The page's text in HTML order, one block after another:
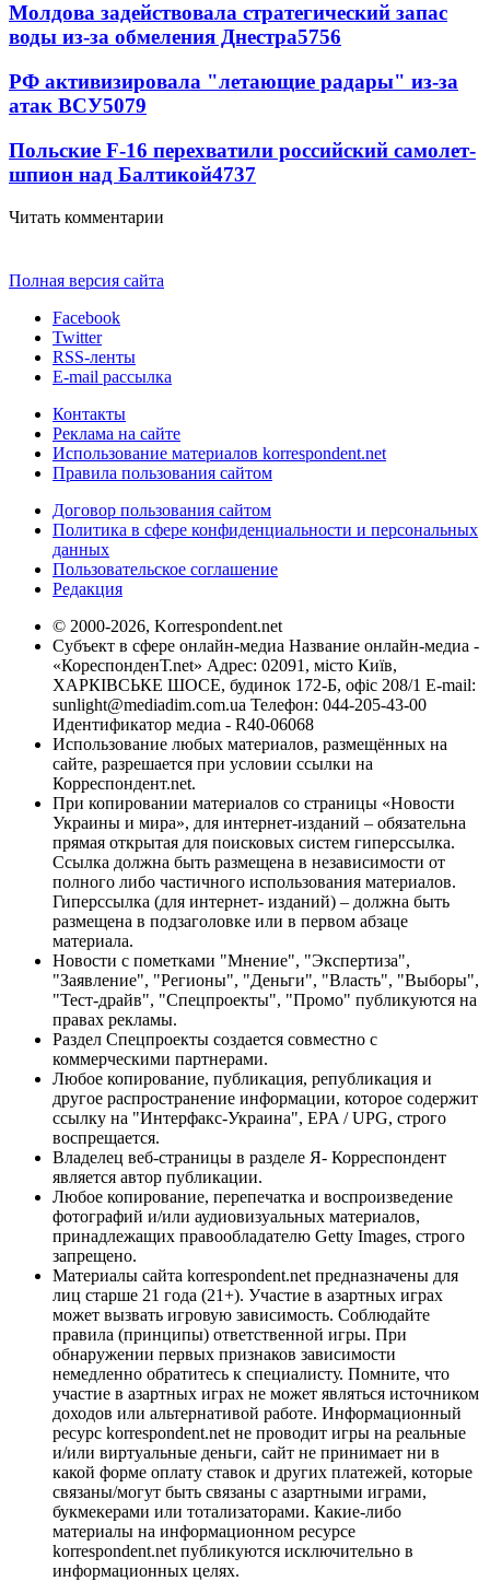
Молдова задействовала стратегический запас
воды из-за обмеления Днестра5756
РФ активизировала "летающие радары" из-за
атак ВСУ5079
Польские F-16 перехватили российский самолет-
шпион над Балтикой4737
Читать комментарии
Полная версия сайта
Facebook
Twitter
RSS-ленты
E-mail рассылка
Контакты
Реклама на сайте
Использование материалов korrespondent.net
Правила пользования сайтом
Договор пользования сайтом
Политика в сфере конфиденциальности и персональных
данных
Пользовательское соглашение
Редакция
© 2000-2026, Korrespondent.net
Субъект в сфере онлайн-медиа Название онлайн-медиа -
«КореспонденТ.net» Адрес: 02091, місто Київ,
ХАРКІВСЬКЕ ШОСЕ, будинок 172-Б, офіс 208/1 E-mail:
sunlight@mediadim.com.ua Телефон: 044-205-43-00
Идентификатор медиа - R40-06068
Использование любых материалов, размещённых на
сайте, разрешается при условии ссылки на
Корреспондент.net.
При копировании материалов со страницы «Новости
Украины и мира», для интернет-изданий – обязательна
прямая открытая для поисковых систем гиперссылка.
Ссылка должна быть размещена в независимости от
полного либо частичного использования материалов.
Гиперссылка (для интернет- изданий) – должна быть
размещена в подзаголовке или в первом абзаце
материала.
Новости с пометками "Мнение", "Экспертиза",
"Заявление", "Регионы", "Деньги", "Власть", "Выборы",
"Тест-драйв", "Спецпроекты", "Промо" публикуются на
правах рекламы.
Раздел Спецпроекты создается совместно с
коммерческими партнерами.
Любое копирование, публикация, републикация и
другое распространение информации, которое содержит
ссылку на "Интерфакс-Украина", EPA / UPG, строго
воспрещается.
Владелец веб-страницы в разделе Я- Корреспондент
является автор публикации.
Любое копирование, перепечатка и воспроизведение
фотографий и/или аудиовизуальных материалов,
принадлежащих правообладателю Getty Images, строго
запрещено.
Материалы сайта korrespondent.net предназначены для
лиц старше 21 года (21+). Участие в азартных играх
может вызвать игровую зависимость. Соблюдайте
правила (принципы) ответственной игры. При
обнаружении первых признаков зависимости
немедленно обратитесь к специалисту. Помните, что
участие в азартных играх не может являться источником
доходов или альтернативой работе. Информационный
ресурс korrespondent.net не проводит игры на реальные
и/или виртуальные деньги, сайт не принимает ни в
какой форме оплату ставок и других платежей, которые
связаны/могут быть связаны с азартными играми,
букмекерами или тотализаторами. Какие-либо
материалы на информационном ресурсе
korrespondent.net публикуются исключительно в
информационных целях.